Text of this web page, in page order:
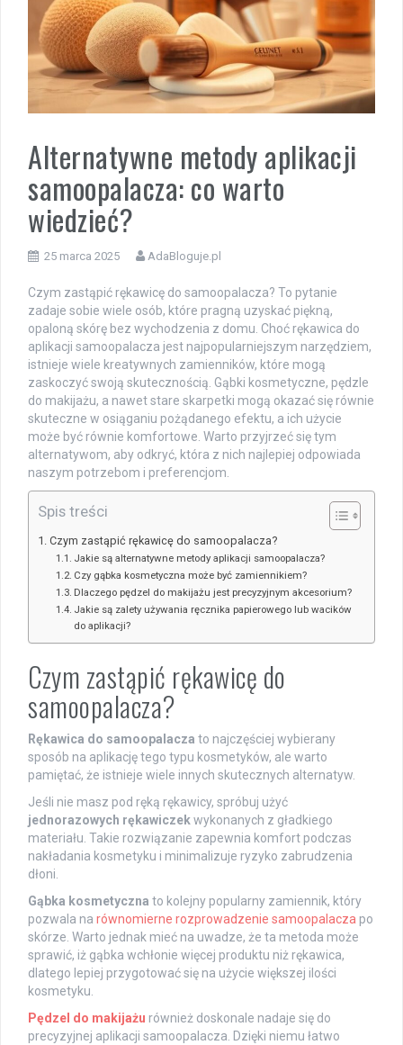
Alternatywne metody aplikacji
samoopalacza: co warto
wiedzieć?
25 marca 2025 AdaBloguje.pl
Czym zastąpić rękawicę do samoopalacza? To pytanie
zadaje sobie wiele osób, które pragną uzyskać piękną,
opaloną skórę bez wychodzenia z domu. Choć rękawica do
aplikacji samoopalacza jest najpopularniejszym narzędziem,
istnieje wiele kreatywnych zamienników, które mogą
zaskoczyć swoją skutecznością. Gąbki kosmetyczne, pędzle
do makijażu, a nawet stare skarpetki mogą okazać się równie
skuteczne w osiąganiu pożądanego efektu, a ich użycie
może być równie komfortowe. Warto przyjrzeć się tym
alternatywom, aby odkryć, która z nich najlepiej odpowiada
naszym potrzebom i preferencjom.
Spis treści
Czym zastąpić rękawicę do samoopalacza?
Jakie są alternatywne metody aplikacji samoopalacza?
Czy gąbka kosmetyczna może być zamiennikiem?
Dlaczego pędzel do makijażu jest precyzyjnym akcesorium?
Jakie są zalety używania ręcznika papierowego lub wacików
do aplikacji?
Czym zastąpić rękawicę do
samoopalacza?
Rękawica do samoopalacza to najczęściej wybierany
sposób na aplikację tego typu kosmetyków, ale warto
pamiętać, że istnieje wiele innych skutecznych alternatyw.
Jeśli nie masz pod ręką rękawicy, spróbuj użyć
jednorazowych rękawiczekwykonanych z gładkiego
materiału. Takie rozwiązanie zapewnia komfort podczas
nakładania kosmetyku i minimalizuje ryzyko zabrudzenia
dłoni.
Gąbka kosmetyczna to kolejny popularny zamiennik, który
pozwala na równomierne rozprowadzenie samoopalacza po
skórze. Warto jednak mieć na uwadze, że ta metoda może
sprawić, iż gąbka wchłonie więcej produktu niż rękawica,
dlatego lepiej przygotować się na użycie większej ilości
kosmetyku.
Pędzel do makijażu również doskonale nadaje się do
precyzyjnej aplikacji samoopalacza. Dzięki niemu łatwo